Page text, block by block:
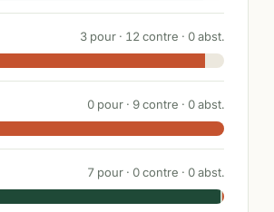
3 pour · 12 contre · 0abst.
0 pour · 9contre · 0abst.
7 pour · 0contre · 0abst.